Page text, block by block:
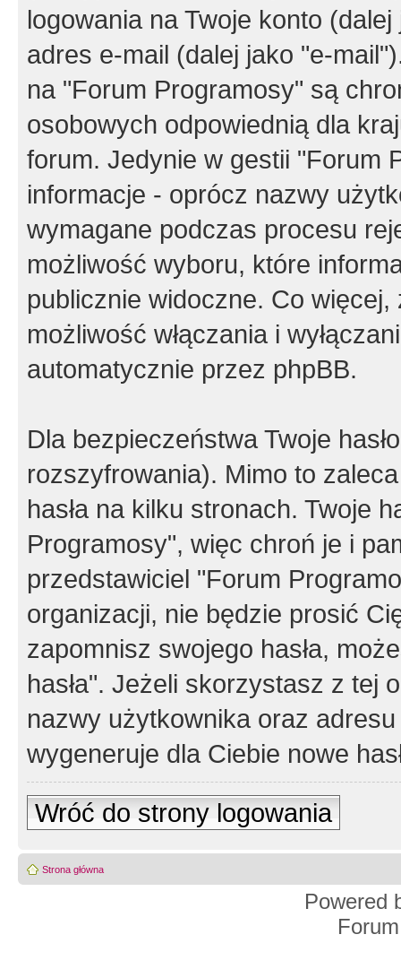
logowania na Twoje konto
adres e-mail (dalej jako "e-
na "Forum Programosy" są
osobowych odpowiednią dla
forum. Jedynie w gestii "Forum
informacje - oprócz nazwy
wymagane podczas procesu
możliwość wyboru, które
publicznie widoczne. Co
możliwość włączania i
automatycznie przez phpBB.
Dla bezpieczeństwa Twoje
rozszyfrowania). Mimo to
hasła na kilku stronach. Twoje
Programosy", więc chroń je i
przedstawiciel "Forum
organizacji, nie będzie prosić
zapomnisz swojego hasła,
hasła". Jeżeli skorzystasz z tej
nazwy użytkownika oraz
wygeneruje dla Ciebie nowe
Wróć do strony logowania
Strona główna
Powered